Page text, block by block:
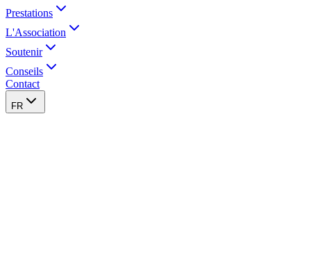
Prestations
L'Association
Soutenir
Conseils
Contact
FR